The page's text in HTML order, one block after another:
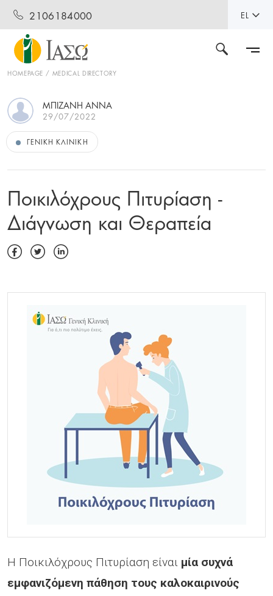
2106184000 EL
HOMEPAGE MEDICAL DIRECTORY
ΜΠΙΖΑΝΗ ΑΝΝΑ
29/07/2022
ΓΕΝΙΚΉ ΚΛΙΝΙΚΉ
Ποικιλόχρους Πιτυρίαση -
Διάγνωση και Θεραπεία
Η Ποικιλόχρους Πιτυρίαση είναι μία συχνά
εμφανιζόμενη πάθηση τους καλοκαιρινούς